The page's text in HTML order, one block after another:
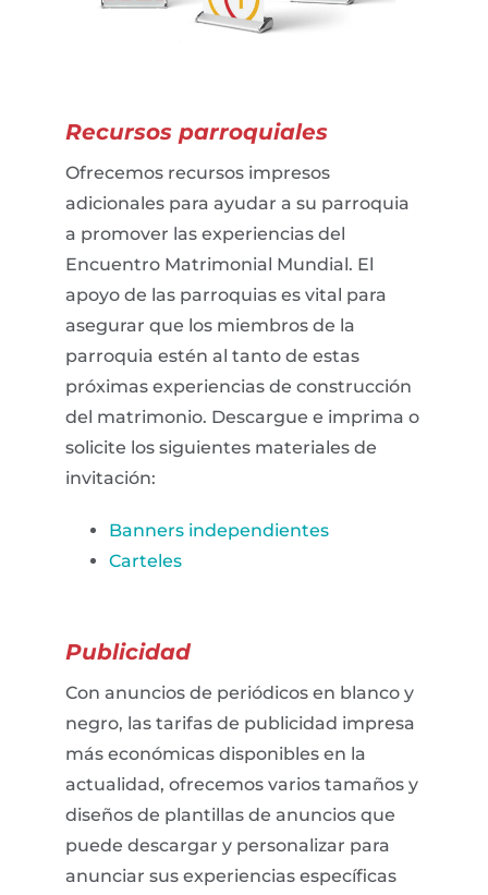
Recursos parroquiales
Ofrecemos recursos impresos
adicionales para ayudar a su parroquia
a promover las experiencias del
Encuentro Matrimonial Mundial. El
apoyo de las parroquias es vital para
asegurar que los miembros de la
parroquia estén al tanto de estas
próximas experiencias de construcción
del matrimonio. Descargue e imprima o
solicite los siguientes materiales de
invitación:
Banners independientes
Carteles
Publicidad
Con anuncios de periódicos en blanco y
negro, las tarifas de publicidad impresa
más económicas disponibles en la
actualidad, ofrecemos varios tamaños y
diseños de plantillas de anuncios que
puede descargar y personalizar para
anunciar sus experiencias específicas